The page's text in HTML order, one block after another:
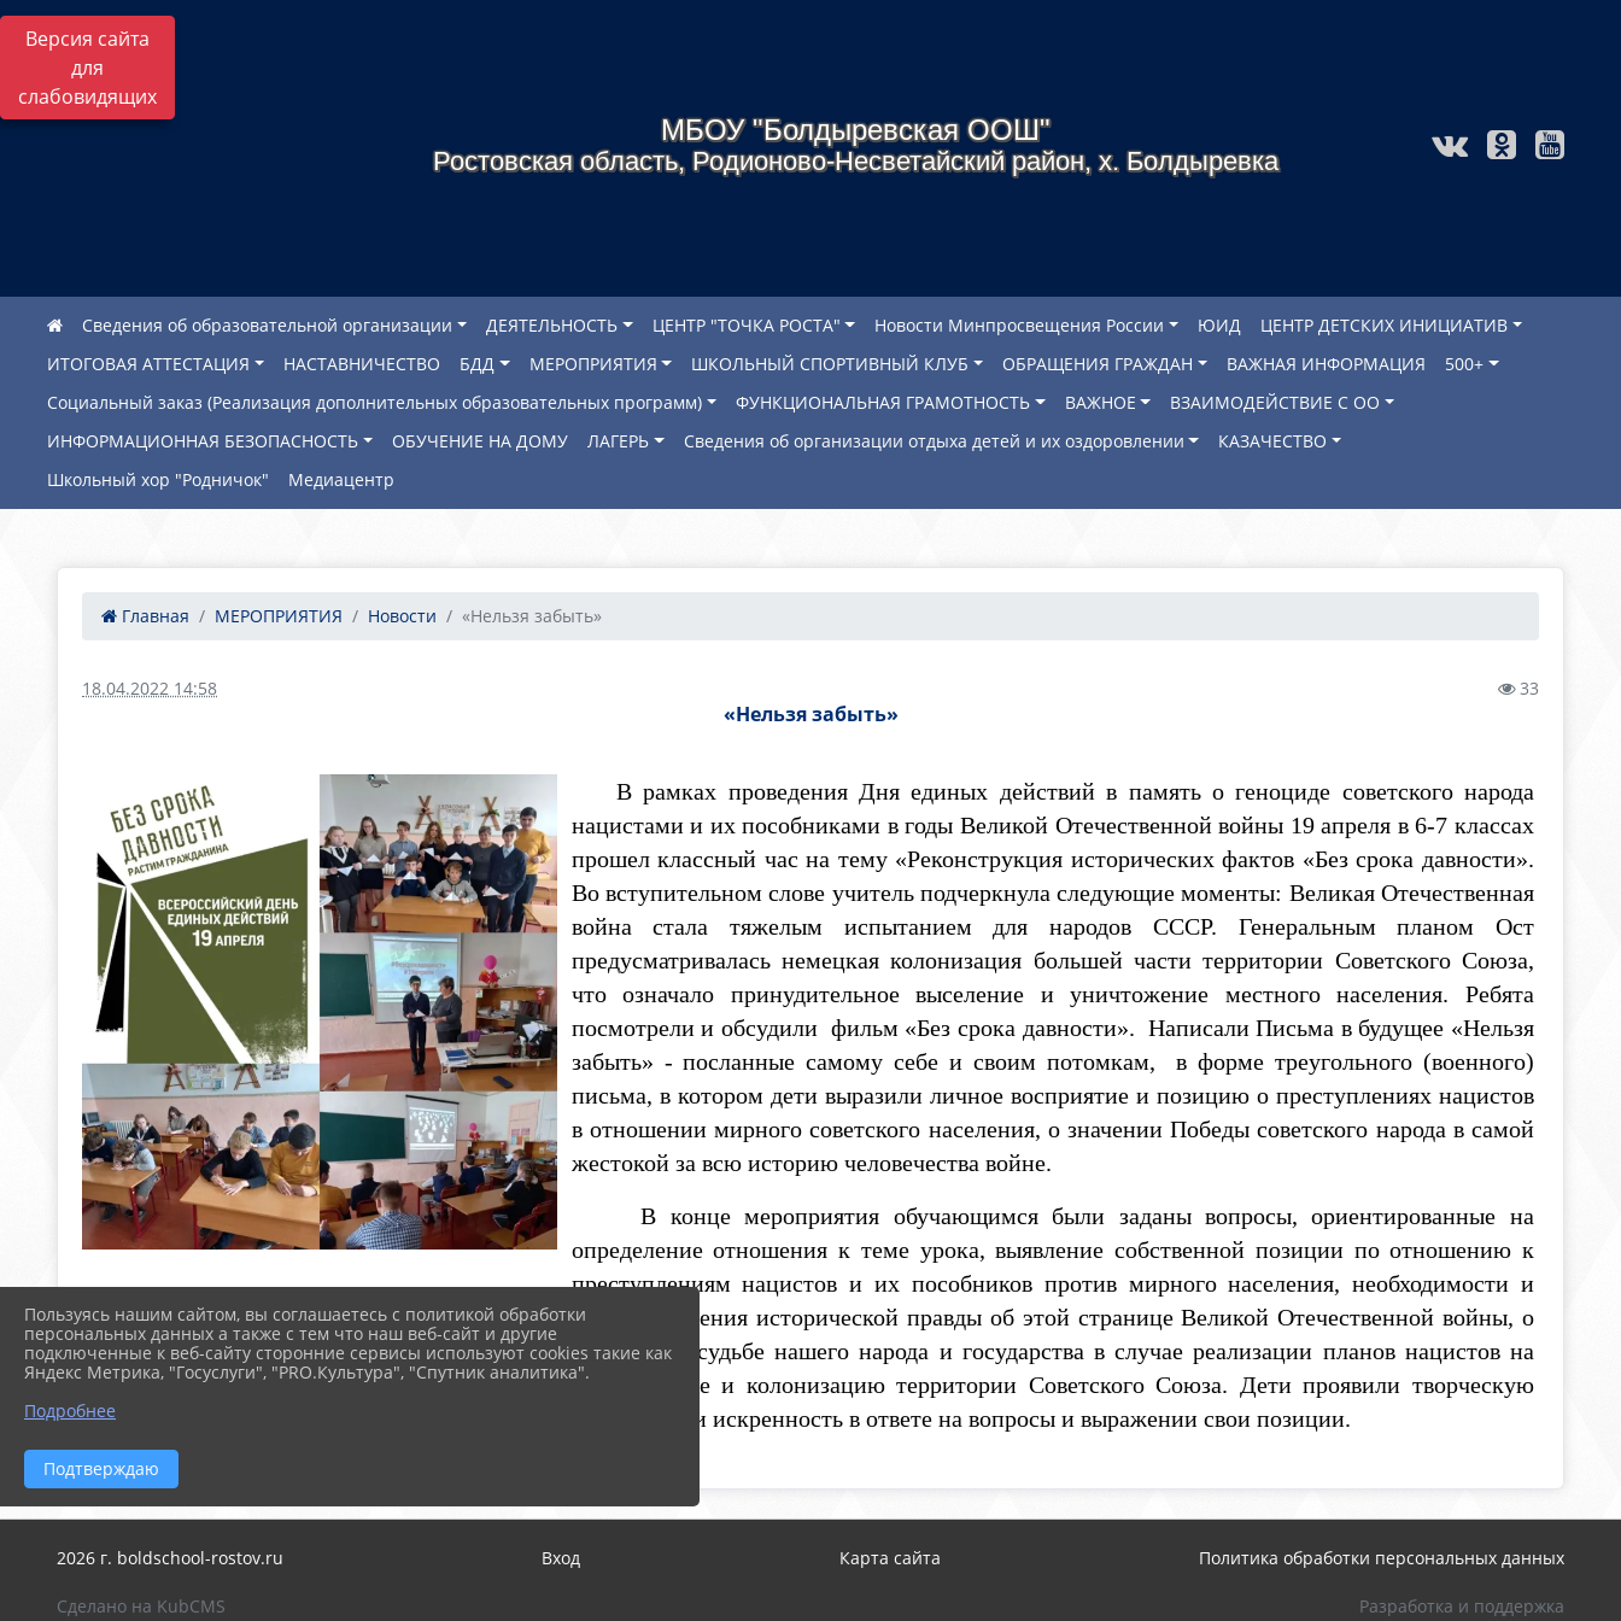
Версия сайта
для
слабовидящих
МБОУ "Болдыревская ООШ"
Ростовская область, Родионово-Несветайский район, х. Болдыревка
Сведения об образовательной организации ДЕЯТЕЛЬНОСТЬ ЦЕНТР "ТОЧКА РОСТА" Новости Минпросвещения России ЮИД
ЦЕНТР ДЕТСКИХ ИНИЦИАТИВ
ИТОГОВАЯ АТТЕСТАЦИЯ
НАСТАВНИЧЕСТВО БДД МЕРОПРИЯТИЯ ШКОЛЬНЫЙ СПОРТИВНЫЙ КЛУБ ОБРАЩЕНИЯ ГРАЖДАН ВАЖНАЯ ИНФОРМАЦИЯ
500+
Социальный заказ (Реализация дополнительных образовательных программ)
ФУНКЦИОНАЛЬНАЯ ГРАМОТНОСТЬ ВАЖНОЕ
ВЗАИМОДЕЙСТВИЕ С ОО
ИНФОРМАЦИОННАЯ БЕЗОПАСНОСТЬ
ОБУЧЕНИЕ НА ДОМУ ЛАГЕРЬ Сведения об организации отдыха детей и их оздоровлении
КАЗАЧЕСТВО
Школьный хор "Родничок"
Медиацентр
Главная МЕРОПРИЯТИЯ Новости «Нельзя забыть»
18.04.2022 14:58 33
«Нельзя забыть»
В рамках проведения Дня единых действий в память о геноциде советского народа
нацистами и их пособниками в годы Великой Отечественной войны 19 апреля в 6-7 классах
прошел классный час на тему «Реконструкция исторических фактов «Без срока давности».
Во вступительном слове учитель подчеркнула следующие моменты: Великая Отечественная
война стала тяжелым испытанием для народов СССР. Генеральным планом Ост
предусматривалась немецкая колонизация большей части территории Советского Союза,
что означало принудительное выселение и уничтожение местного населения. Ребята
посмотрели и обсудили фильм «Без срока давности». Написали Письма в будущее «Нельзя
забыть» - посланные самому себе и своим потомкам, в форме треугольного (военного)
письма, в котором дети выразили личное восприятие и позицию о преступлениях нацистов
в отношении мирного советского населения, о значении Победы советского народа в самой
жестокой за всю историю человечества войне.
В конце мероприятия обучающимся были заданы вопросы, ориентированные на
определение отношения к теме урока, выявление собственной позиции по отношению к
преступлениям нацистов и их пособников против мирного населения, необходимости и
цели сохранения исторической правды об этой странице Великой Отечественной войны, о
возможной судьбе нашего народа и государства в случае реализации планов нацистов на
порабощение и колонизацию территории Советского Союза. Дети проявили творческую
активность и искренность в ответе на вопросы и выражении свои позиции.
2026 г. boldschool-rostov.ru Вход Карта сайта Политика обработки персональных данных
Сделано на KubCMS Разработка и поддержка
Пользуясь нашим сайтом, вы соглашаетесь с политикой обработки
персональных данных а также с тем что наш веб-сайт и другие
подключенные к веб-сайту сторонние сервисы используют cookies такие как
Яндекс Метрика, "Госуслуги", "PRO.Культура", "Спутник аналитика".
Подробнее
Подтверждаю